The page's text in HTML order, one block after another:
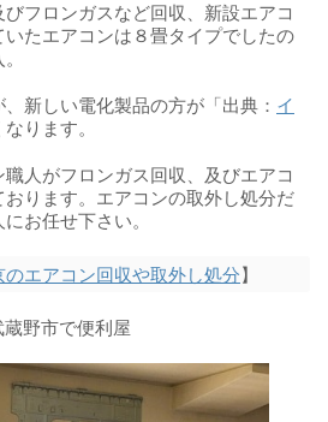
フロンガスなど回収、新設エアコ
たエアコンは８畳タイプでしたの
新しい電化製品の方が「出典： イ
ります。
人がフロンガス回収、及びエアコ
ります。エアコンの取外し処分だ
お任せ下さい。
のエアコン回収や取外し処分】
蔵野市で便利屋